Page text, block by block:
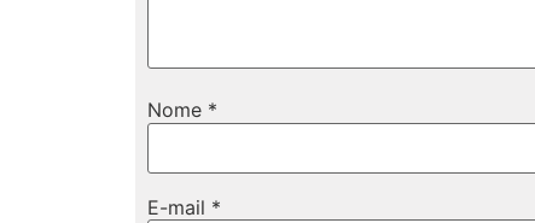
Nome *
E-mail *